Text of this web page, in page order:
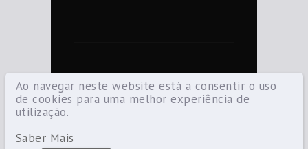
Ao navegar neste website está a consentir o uso
de cookies para uma melhor experiência de
utilização.
Saber Mais
©2021 Diocese de Santarém — Todos os
direitos reservados.